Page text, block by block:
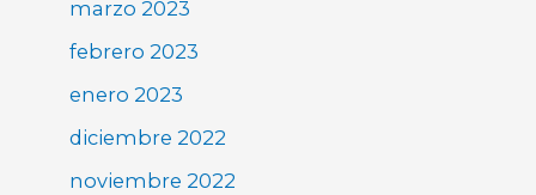
marzo 2023
febrero 2023
enero 2023
diciembre 2022
noviembre 2022